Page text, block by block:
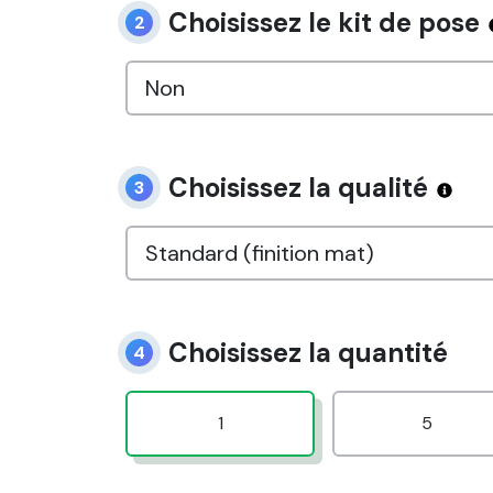
2 Choisissez le kit de pose
3 Choisissez la qualité
4 Choisissez la quantité
1 5